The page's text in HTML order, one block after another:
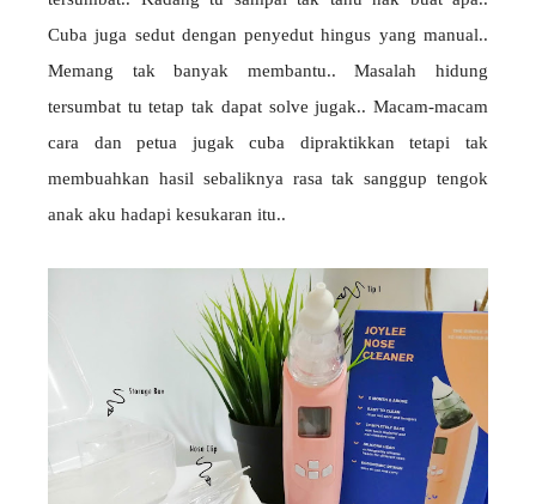
Cuba juga sedut dengan penyedut hingus yang manual..
Memang tak banyak membantu.. Masalah hidung
tersumbat tu tetap tak dapat solve jugak.. Macam-macam
cara dan petua jugak cuba dipraktikkan tetapi tak
membuahkan hasil sebaliknya rasa tak sanggup tengok
anak aku hadapi kesukaran itu..